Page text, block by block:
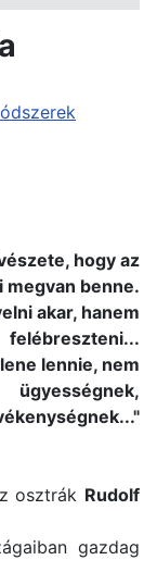
hogy az
megvan benne.
akar, hanem
felébreszteni...
lennie, nem
ügyességnek,
osztrák Rudolf
gazdag